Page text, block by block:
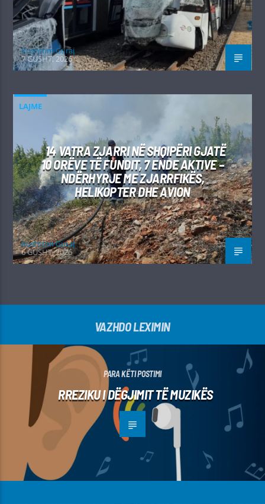
Kushtrim Guraj
7 GUSHT, 2026
LAJME
14 VATRA ZJARRI NË SHQIPËRI GJATË
10 ORËVE TË FUNDIT, 7 ENDE AKTIVE –
NDËRHYRJE ME ZJARRFIKËS,
HELIKOPTER DHE AVION
Kushtrim Guraj
6 GUSHT, 2026
VAZHDO LEXIMIN
PARA KËTI POSTIMI
RREZIKU I DËGJIMIT TË MUZIKËS